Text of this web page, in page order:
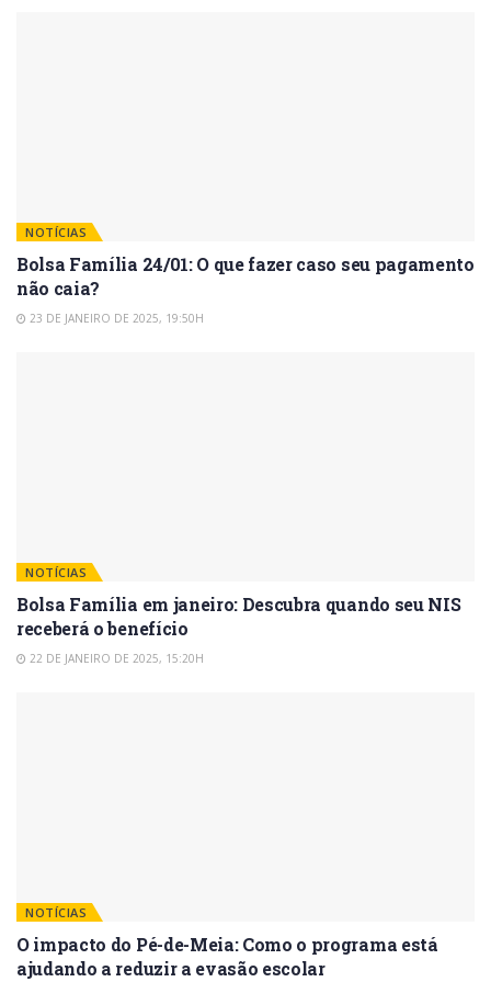
NOTÍCIAS
Bolsa Família 24/01: O que fazer caso seu pagamento
não caia?
23 DE JANEIRO DE 2025, 19:50H
NOTÍCIAS
Bolsa Família em janeiro: Descubra quando seu NIS
receberá o benefício
22 DE JANEIRO DE 2025, 15:20H
NOTÍCIAS
O impacto do Pé-de-Meia: Como o programa está
ajudando a reduzir a evasão escolar